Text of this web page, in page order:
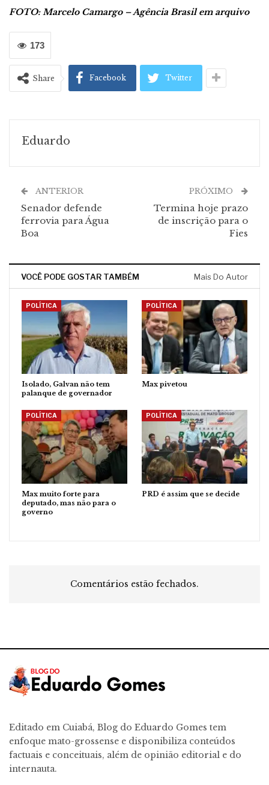
FOTO: Marcelo Camargo – Agência Brasil em arquivo
173
Share Facebook Twitter
Eduardo
ANTERIOR
Senador defende
ferrovia para Água
Boa
PRÓXIMO
Termina hoje prazo
de inscrição para o
Fies
VOCÊ PODE GOSTAR TAMBÉM Mais Do Autor
POLÍTICA
Isolado, Galvan não tem
palanque de governador
POLÍTICA
Max pivetou
POLÍTICA
Max muito forte para
deputado, mas não para o
governo
POLÍTICA
PRD é assim que se decide
Comentários estão fechados.
Editado em Cuiabá, Blog do Eduardo Gomes tem
enfoque mato-grossense e disponibiliza conteúdos
factuais e conceituais, além de opinião editorial e do
internauta.